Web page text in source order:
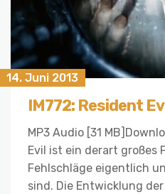
14. Juni 2013
IM772: Resident
MP3 Audio [31
Evil ist ein derart großes
Fehlschläge eigentlich
sind. Die Entwicklung